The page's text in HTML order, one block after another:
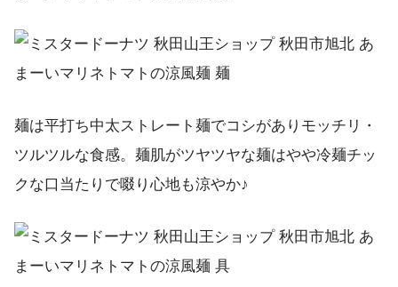
麺は平打ち中太ストレート麺でコシがありモッチリ・
ツルツルな食感。麺肌がツヤツヤな麺はやや冷麺チッ
クな口当たりで啜り心地も涼やか♪